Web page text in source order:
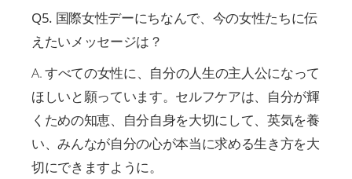
Q5. 国際女性デーにちなんで、今の女性たちに伝
えたいメッセージは？
A. すべての女性に、自分の人生の主人公になって
ほしいと願っています。セルフケアは、自分が輝
くための知恵、自分自身を大切にして、英気を養
い、みんなが自分の心が本当に求める生き方を大
切にできますように。